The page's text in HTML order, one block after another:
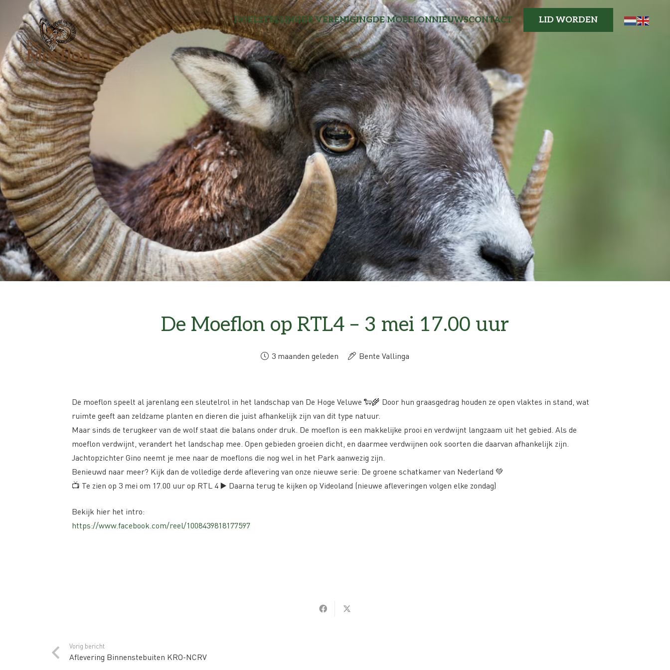
DOELSTELLINGDE VERENIGINGDE MOEFLONNIEUWSCONTACT LID WORDEN
De Moeflon op RTL4 – 3 mei 17.00 uur
3 maanden geleden Bente Vallinga
De moeflon speelt al jarenlang een sleutelrol in het landschap van De Hoge Veluwe 🐑🌾 Door hun graasgedrag houden ze open vlaktes in stand, wat
ruimte geeft aan zeldzame planten en dieren die juist afhankelijk zijn van dit type natuur.
Maar sinds de terugkeer van de wolf staat die balans onder druk. De moeflon is een makkelijke prooi en verdwijnt langzaam uit het gebied. Als de
moeflon verdwijnt, verandert het landschap mee. Open gebieden groeien dicht, en daarmee verdwijnen ook soorten die daarvan afhankelijk zijn.
Jachtopzichter Gino neemt je mee naar de moeflons die nog wel in het Park aanwezig zijn.
Benieuwd naar meer? Kijk dan de volledige derde aflevering van onze nieuwe serie: De groene schatkamer van Nederland 💚
📺 Te zien op 3 mei om 17.00 uur op RTL 4 ▶️ Daarna terug te kijken op Videoland (nieuwe afleveringen volgen elke zondag)
Bekijk hier het intro:
https://www.facebook.com/reel/1008439818177597
Vorig bericht
Aflevering Binnenstebuiten KRO-NCRV